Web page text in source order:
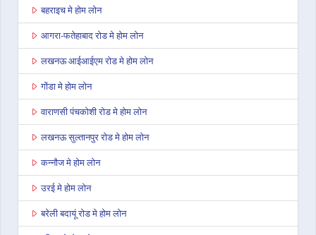
बहराइच मे होम लोन
आगरा-फतेहाबाद रोड मे होम लोन
लखनऊ आईआईएम रोड मे होम लोन
गोंडा मे होम लोन
वाराणसी पंचकोशी रोड मे होम लोन
लखनऊ सुल्तानपुर रोड मे होम लोन
कन्नौज मे होम लोन
उरई मे होम लोन
बरेली बदायूं रोड मे होम लोन